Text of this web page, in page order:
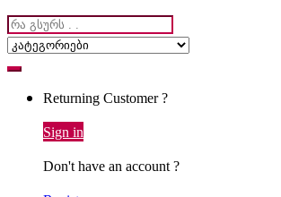
Search
for:
Returning Customer ?
Sign in
Don't have an account ?